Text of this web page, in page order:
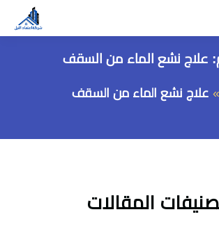
علاج نشع الماء من السقف
علاج نشع الماء من السقف
المقالات